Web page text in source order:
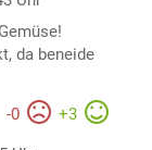
da beneide
-0 +3